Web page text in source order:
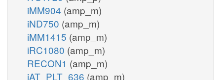
iMM904 (amp_m)
iND750 (amp_m)
iMM1415 (amp_m)
iRC1080 (amp_m)
RECON1 (amp_m)
iAT_PLT_636 (amp_m)